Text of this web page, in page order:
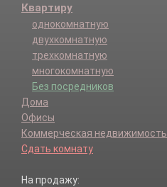
Квартиру
однокомнатную
двухкомнатную
трехкомнатную
многокомнатную
Без посредников
Дома
Офисы
Коммерческая недвижимость
Сдать комнату
На продажу: